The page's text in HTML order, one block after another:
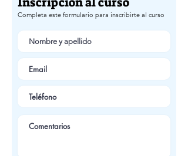
Completa este formulario para inscribirte al curso